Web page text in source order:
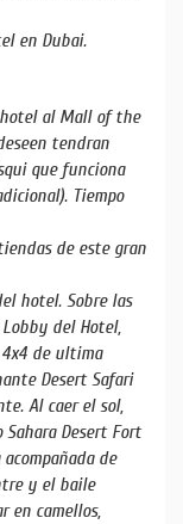
en Dubai.
al Mall of the
tendran
que funciona
Tiempo
de este gran
hotel. Sobre las
Lobby del Hotel,
4x4 de ultima
Desert Safari
Al caer el sol,
Desert Fort
de
y el baile
en camellos,